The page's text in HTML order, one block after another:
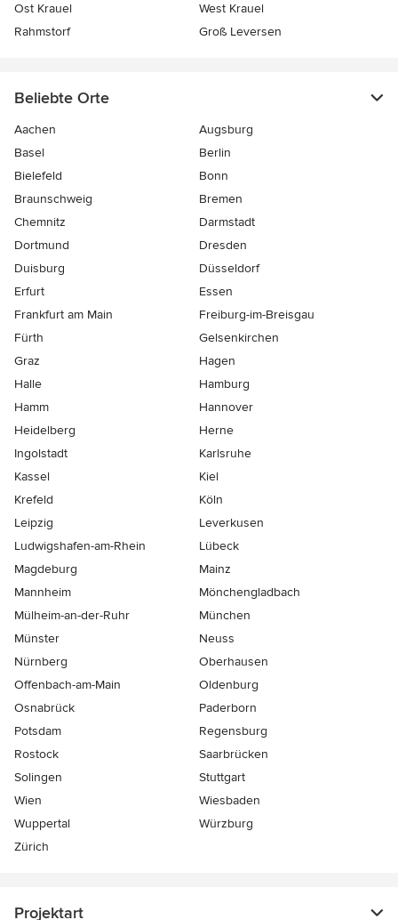
Ost Krauel
West Krauel
Rahmstorf
Groß Leversen
Beliebte Orte
Aachen
Augsburg
Basel
Berlin
Bielefeld
Bonn
Braunschweig
Bremen
Chemnitz
Darmstadt
Dortmund
Dresden
Duisburg
Düsseldorf
Erfurt
Essen
Frankfurt am Main
Freiburg-im-Breisgau
Fürth
Gelsenkirchen
Graz
Hagen
Halle
Hamburg
Hamm
Hannover
Heidelberg
Herne
Ingolstadt
Karlsruhe
Kassel
Kiel
Krefeld
Köln
Leipzig
Leverkusen
Ludwigshafen-am-Rhein
Lübeck
Magdeburg
Mainz
Mannheim
Mönchen­gladbach
Mülheim-an-der-Ruhr
München
Münster
Neuss
Nürnberg
Oberhausen
Offenbach-am-Main
Oldenburg
Osnabrück
Paderborn
Potsdam
Regensburg
Rostock
Saarbrücken
Solingen
Stuttgart
Wien
Wiesbaden
Wuppertal
Würzburg
Zürich
Projektart